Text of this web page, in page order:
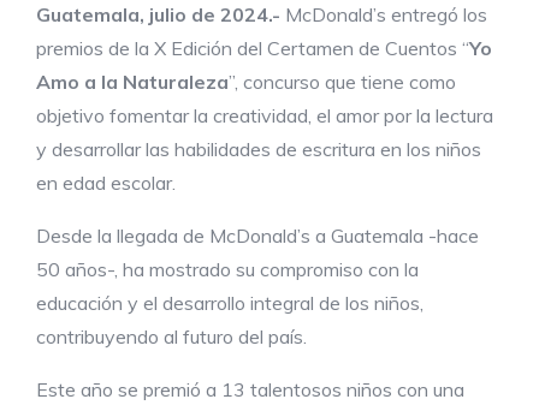
Guatemala, julio de 2024.- McDonald’s entregó los
premios de la X Edición del Certamen de Cuentos “Yo
Amo a la Naturaleza”, concurso que tiene como
objetivo fomentar la creatividad, el amor por la lectura
y desarrollar las habilidades de escritura en los niños
en edad escolar.
Desde la llegada de McDonald’s a Guatemala -hace
50 años-, ha mostrado su compromiso con la
educación y el desarrollo integral de los niños,
contribuyendo al futuro del país.
Este año se premió a 13 talentosos niños con una